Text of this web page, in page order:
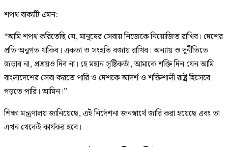
শপথ বাক্যটি এমন:
“আমি শপথ করিতেছি যে, মানুষের সেবায় নিজেকে নিয়োজিত রাখিব। দেশের
প্রতি অনুগত থাকিব। একতা ও সংহতি বজায় রাখিব। অন্যায় ও দুর্নীতিতে
জড়াব না, প্রশ্রয়ও দিব না। হে মহান সৃষ্টিকর্তা, আমাকে শক্তি দিন যেন আমি
বাংলাদেশের সেবা করতে পারি ও দেশকে আদর্শ ও শক্তিশালী রাষ্ট্র হিসেবে
গড়তে পারি। আমিন।”
শিক্ষা মন্ত্রণালয় জানিয়েছে, এই নির্দেশনা জনস্বার্থে জারি করা হয়েছে এবং তা
এখন থেকেই কার্যকর হবে।